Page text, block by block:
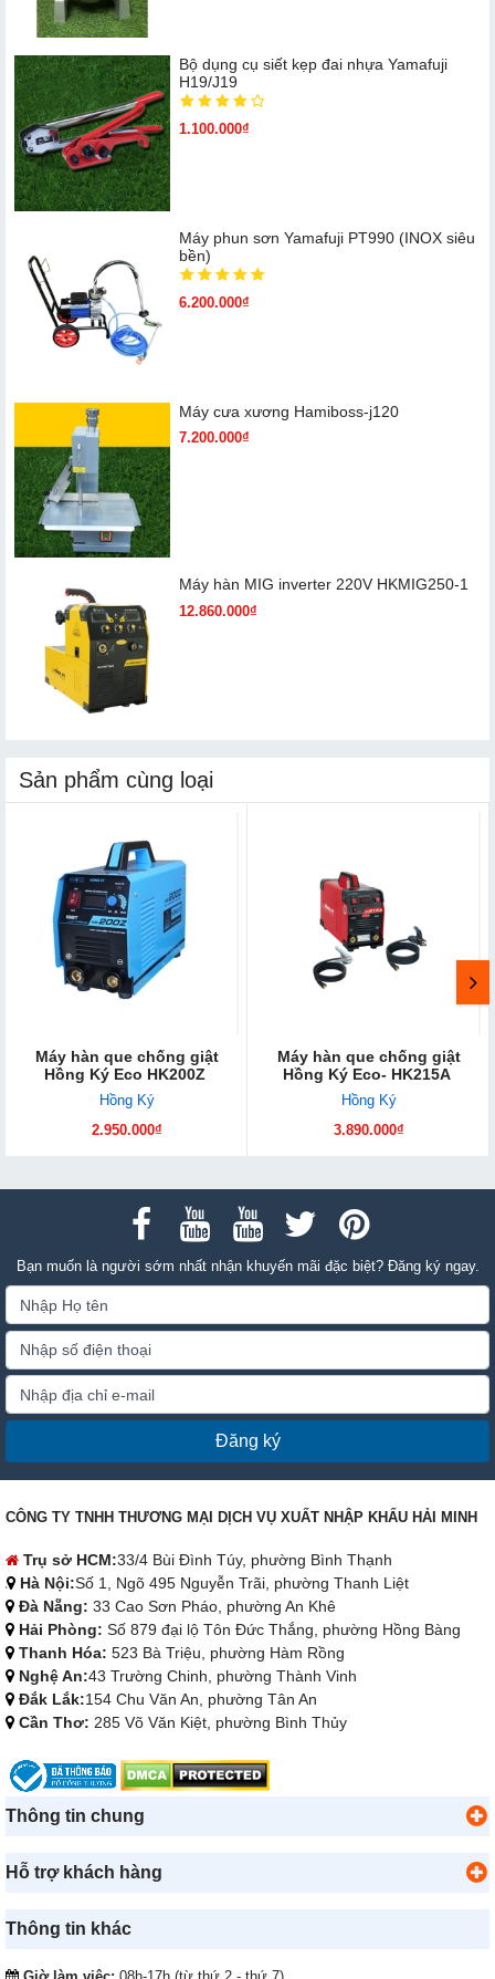
Bộ dụng cụ siết kẹp đai nhựa Yamafuji
H19/J19
1.100.000₫
Máy phun sơn Yamafuji PT990 (INOX siêu
bền)
6.200.000₫
Máy cưa xương Hamiboss-j120
7.200.000₫
Máy hàn MIG inverter 220V HKMIG250-1
12.860.000₫
Sản phẩm cùng loại
Máy hàn que chống giật
Hồng Ký Eco HK200Z
Hồng Ký
2.950.000₫
Máy hàn que chống giật
Hồng Ký Eco- HK215A
Hồng Ký
3.890.000₫
Bạn muốn là người sớm nhất nhận khuyến mãi đặc biệt? Đăng ký ngay.
Đăng ký
CÔNG TY TNHH THƯƠNG MẠI DỊCH VỤ XUẤT NHẬP KHẨU HẢI MINH
Trụ sở HCM:33/4 Bùi Đình Túy, phường Bình Thạnh
Hà Nội:Số 1, Ngõ 495 Nguyễn Trãi, phường Thanh Liệt
Đà Nẵng: 33 Cao Sơn Pháo, phường An Khê
Hải Phòng: Số 879 đại lộ Tôn Đức Thắng, phường Hồng Bàng
Thanh Hóa: 523 Bà Triệu, phường Hàm Rồng
Nghệ An:43 Trường Chinh, phường Thành Vinh
Đắk Lắk:154 Chu Văn An, phường Tân An
Cần Thơ: 285 Võ Văn Kiệt, phường Bình Thủy
Thông tin chung
Hỗ trợ khách hàng
Thông tin khác